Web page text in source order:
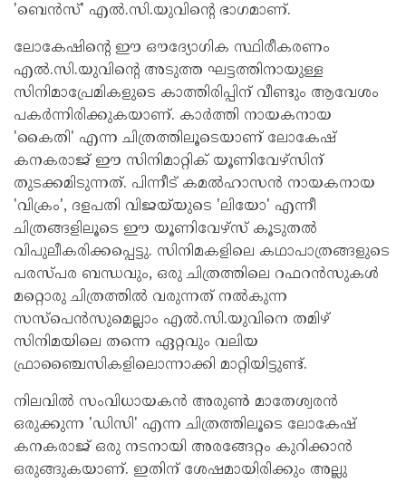
'ബെൻസ്' എൽ.സി.യുവിന്റെ ഭാഗമാണ്.
ലോകേഷിന്റെ ഈ ഔദ്യോഗിക സ്ഥിരീകരണം
എൽ.സി.യുവിന്റെ അടുത്ത ഘട്ടത്തിനായുള്ള
സിനിമാപ്രേമികളുടെ കാത്തിരിപ്പിന് വീണ്ടും ആവേശം
പകർന്നിരിക്കുകയാണ്. കാർത്തി നായകനായ
'കൈതി' എന്ന ചിത്രത്തിലൂടെയാണ് ലോകേഷ്
കനകരാജ് ഈ സിനിമാറ്റിക് യൂണിവേഴ്സിന്
തുടക്കമിടുന്നത്. പിന്നീട് കമൽഹാസൻ നായകനായ
'വിക്രം', ദളപതി വിജയ്‌യുടെ 'ലിയോ' എന്നീ
ചിത്രങ്ങളിലൂടെ ഈ യൂണിവേഴ്സ് കൂടുതൽ
വിപുലീകരിക്കപ്പെട്ടു. സിനിമകളിലെ കഥാപാത്രങ്ങളുടെ
പരസ്പര ബന്ധവും, ഒരു ചിത്രത്തിലെ റഫറൻസുകൾ
മറ്റൊരു ചിത്രത്തിൽ വരുന്നത് നൽകുന്ന
സസ്പെൻസുമെല്ലാം എൽ.സി.യുവിനെ തമിഴ്
സിനിമയിലെ തന്നെ ഏറ്റവും വലിയ
ഫ്രാഞ്ചൈസികളിലൊന്നാക്കി മാറ്റിയിട്ടുണ്ട്.
നിലവിൽ സംവിധായകൻ അരുൺ മാതേശ്വരൻ
ഒരുക്കുന്ന 'ഡിസി' എന്ന ചിത്രത്തിലൂടെ ലോകേഷ്
കനകരാജ് ഒരു നടനായി അരങ്ങേറ്റം കുറിക്കാൻ
ഒരുങ്ങുകയാണ്. ഇതിന് ശേഷമായിരിക്കും അല്ലു